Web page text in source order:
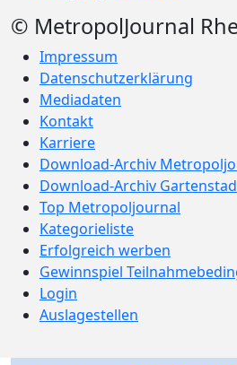
© MetropolJournal
Impressum
Datenschutzerklärung
Mediadaten
Kontakt
Karriere
Download-Archiv
Download-Archiv
Top Metropoljournal
Kategorieliste
Erfolgreich werben
Gewinnspiel
Login
Auslagestellen